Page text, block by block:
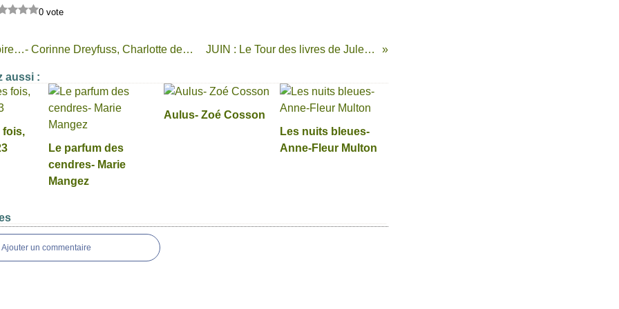
0 vote
C’est l’histoire…- Corinne Dreyfuss, Charlotte des Ligneris JUIN : Le Tour des livres de Jules Verne
aussi :
fois,
Le parfum des
cendres- Marie
Mangez
Aulus- Zoé Cosson
Les nuits bleues-
Anne-Fleur Multon
Ajouter un commentaire